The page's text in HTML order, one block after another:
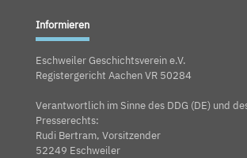
Informieren
Eschweiler Geschichtsverein e.V.
Registergericht Aachen VR 50284
Verantwortlich im Sinne des DDG (DE) und
Presserechts:
Rudi Bertram, Vorsitzender
52249 Eschweiler